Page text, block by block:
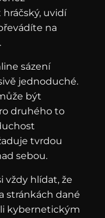
uvidí
na
sázení
jednoduché.
být
druhého to
tvrdou
sebou.
vždy hlídat, že
stránkách dané
kybernetickým